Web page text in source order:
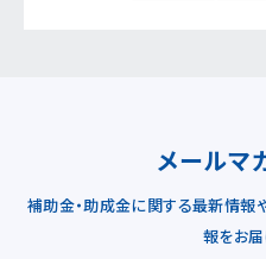
メールマ
補助金・助成金に関する最新情報
報をお届